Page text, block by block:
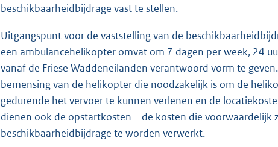
beschikbaarheidbijdrage vast te stellen.
Uitgangspunt voor de vaststelling van de
een ambulancehelikopter omvat om 7 dagen per week, 24
vanaf de Friese Waddeneilanden verantwoord vorm te
bemensing van de helikopter die noodzakelijk is om de
gedurende het vervoer te kunnen verlenen en de
dienen ook de opstartkosten – de kosten die voorwaardelijk
beschikbaarheidbijdrage te worden verwerkt.